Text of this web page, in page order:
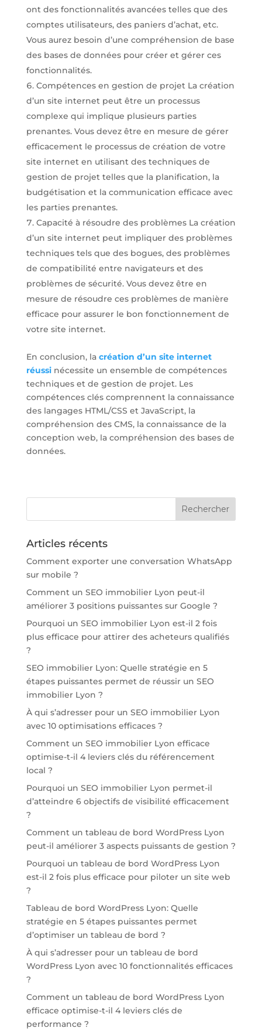
ont des fonctionnalités avancées telles que des
comptes utilisateurs, des paniers d’achat, etc.
Vous aurez besoin d’une compréhension de base
des bases de données pour créer et gérer ces
fonctionnalités.
Compétences en gestion de projet La création
d’un site internet peut être un processus
complexe qui implique plusieurs parties
prenantes. Vous devez être en mesure de gérer
efficacement le processus de création de votre
site internet en utilisant des techniques de
gestion de projet telles que la planification, la
budgétisation et la communication efficace avec
les parties prenantes.
Capacité à résoudre des problèmes La création
d’un site internet peut impliquer des problèmes
techniques tels que des bogues, des problèmes
de compatibilité entre navigateurs et des
problèmes de sécurité. Vous devez être en
mesure de résoudre ces problèmes de manière
efficace pour assurer le bon fonctionnement de
votre site internet.
En conclusion, lacréation d’un site internet
réussinécessite un ensemble de compétences
techniques et de gestion de projet. Les
compétences clés comprennent la connaissance
des langages HTML/CSS et JavaScript, la
compréhension des CMS, la connaissance de la
conception web, la compréhension des bases de
données.
Articles récents
Comment exporter une conversation WhatsApp
sur mobile ?
Comment un SEO immobilier Lyon peut-il
améliorer 3 positions puissantes sur Google ?
Pourquoi un SEO immobilier Lyon est-il 2 fois
plus efficace pour attirer des acheteurs qualifiés
?
SEO immobilier Lyon: Quelle stratégie en 5
étapes puissantes permet de réussir un SEO
immobilier Lyon ?
À qui s’adresser pour un SEO immobilier Lyon
avec 10 optimisations efficaces ?
Comment un SEO immobilier Lyon efficace
optimise-t-il 4 leviers clés du référencement
local ?
Pourquoi un SEO immobilier Lyon permet-il
d’atteindre 6 objectifs de visibilité efficacement
?
Comment un tableau de bord WordPress Lyon
peut-il améliorer 3 aspects puissants de gestion ?
Pourquoi un tableau de bord WordPress Lyon
est-il 2 fois plus efficace pour piloter un site web
?
Tableau de bord WordPress Lyon: Quelle
stratégie en 5 étapes puissantes permet
d’optimiser un tableau de bord ?
À qui s’adresser pour un tableau de bord
WordPress Lyon avec 10 fonctionnalités efficaces
?
Comment un tableau de bord WordPress Lyon
efficace optimise-t-il 4 leviers clés de
performance ?